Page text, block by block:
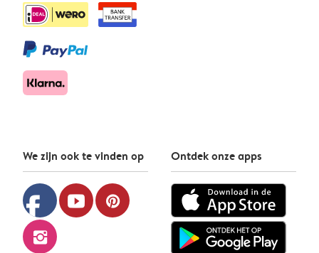
We zijn ook te vinden op
facebook youtube pinterest
instagram
Ontdek onze apps